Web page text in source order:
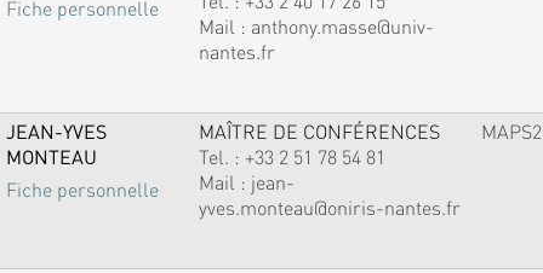
Fiche personnelle
Mail : anthony.masse@univ-
nantes.fr
JEAN-YVES
MONTEAU
Fiche personnelle
MAÎTRE DE CONFÉRENCES
Tel. : +33 2 51 78 54 81
Mail : jean-
yves.monteau@oniris-nantes.fr
MAPS2